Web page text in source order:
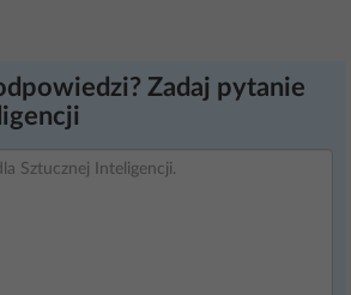
Zadaj pytanie